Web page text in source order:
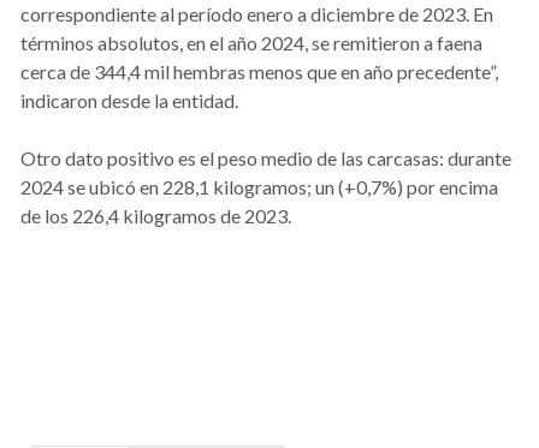
correspondiente al período enero a diciembre de 2023. En
términos absolutos, en el año 2024, se remitieron a faena
cerca de 344,4 mil hembras menos que en año precedente”,
indicaron desde la entidad.
Otro dato positivo es el peso medio de las carcasas: durante
2024 se ubicó en 228,1 kilogramos; un (+0,7%) por encima
de los 226,4 kilogramos de 2023.